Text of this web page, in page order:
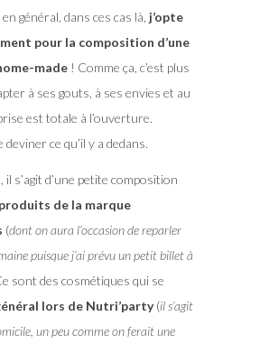
général, dans ces cas là, j’opte
pour la composition d’une
made! Comme ça, c’est plus
à ses gouts, à ses envies et au
est totale à l’ouverture.
deviner ce qu’il y a dedans.
il s’agit d’une petite composition
de la marque
(dont on aura l’occasion de reparler
puisque j’ai prévu un petit billet à
sont des cosmétiques qui se
lors de Nutri’party(il s’agit
un peu comme on ferait une